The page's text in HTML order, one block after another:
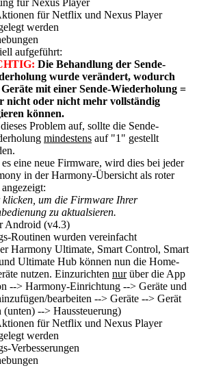
für Nexus Player
für Netflix und Nexus Player
werden
aufgeführt:
Die Behandlung der Sende-
wurde verändert, wodurch
mit einer Sende-Wiederholung =
nicht oder nicht mehr vollständig
können.
Problem auf, sollte die Sende-
mindestens auf "1" gestellt
eine neue Firmware, wird dies bei jeder
in der Harmony-Übersicht als roter
um die Firmware Ihrer
zu aktualsieren.
Android (v4.3)
Routinen wurden vereinfacht
Harmony Ultimate, Smart Control, Smart
Ultimate Hub können nun die Home-
nutzen. Einzurichten nurüber die App
--> Harmony-Einrichtung --> Geräte und
bearbeiten --> Geräte --> Gerät
(unten) --> Haussteuerung)
für Netflix und Nexus Player
werden
Verbesserungen